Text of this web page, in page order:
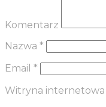
Komentarz
Nazwa *
Email *
Witryna internetowa